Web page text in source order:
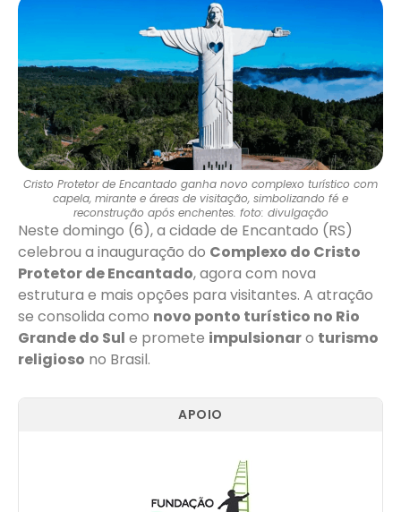
Cristo Protetor de Encantado ganha novo complexo turístico com
capela, mirante e áreas de visitação, simbolizando fé e
reconstrução após enchentes. foto: divulgação
Neste domingo (6), a cidade de Encantado (RS)
celebrou a inauguração do Complexo do Cristo
Protetor de Encantado, agora com nova
estrutura e mais opções para visitantes. A atração
se consolida como novo ponto turístico no Rio
Grande do Sul e promete impulsionaro turismo
religioso no Brasil.
APOIO